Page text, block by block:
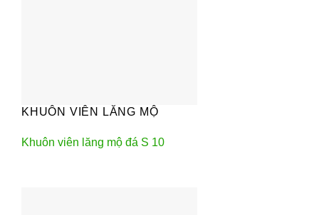
KHUÔN VIÊN LĂNG MỘ
Khuôn viên lăng mộ đá S 10